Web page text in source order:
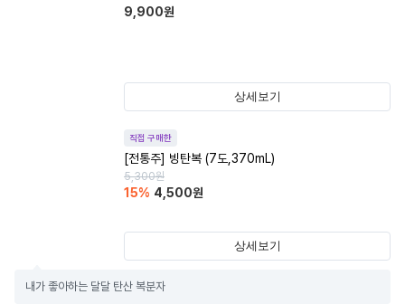
9,900원
상세보기
직접 구매한
[전통주] 빙탄복 (7도,370mL)
5,300원
15% 4,500원
상세보기
내가 좋아하는 달달 탄산 복분자